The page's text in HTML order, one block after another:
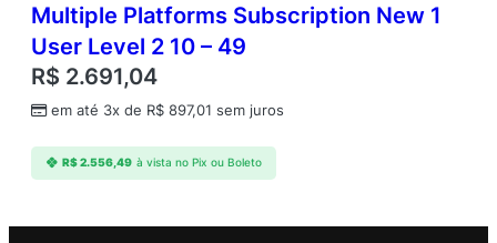
Multiple Platforms Subscription New 1
User Level 2 10 – 49
R$ 2.691,04
em até 3x de R$ 897,01 sem juros
R$2.556,49 à vista no Pix ou Boleto